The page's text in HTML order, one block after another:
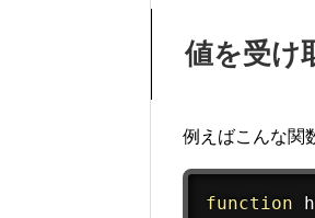
値を受け
例えばこんな関
function